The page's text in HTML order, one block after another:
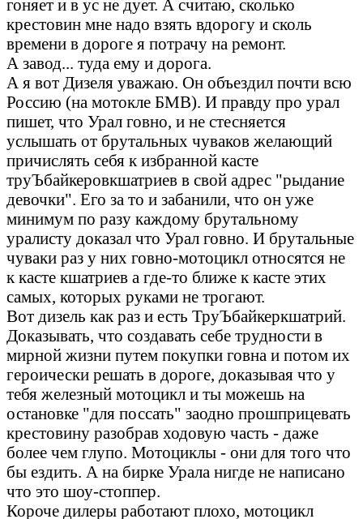
гоняет и в ус не дует. А считаю, сколько
крестовин мне надо взять вдорогу и сколь
времени в дороге я потрачу на ремонт.
А завод... туда ему и дорога.
А я вот Дизеля уважаю. Он объездил почти всю
Россию (на мотокле БМВ). И правду про урал
пишет, что Урал говно, и не стесняется
услышать от брутальных чуваков желающий
причислять себя к избранной касте
труЪбайкеровкшатриев в свой адрес "рыдание
девочки". Его за то и забанили, что он уже
минимум по разу каждому брутальному
уралисту доказал что Урал говно. И брутальные
чуваки раз у них говно-мотоцикл относятся не
к касте кшатриев а где-то ближе к касте этих
самых, которых руками не трогают.
Вот дизель как раз и есть ТруЪбайкеркшатрий.
Доказывать, что создавать себе трудности в
мирной жизни путем покупки говна и потом их
героически решать в дороге, доказывая что у
тебя железный мотоцикл и ты можешь на
остановке "для поссать" заодно прошприцевать
крестовину разобрав ходовую часть - даже
более чем глупо. Мотоциклы - они для того что
бы ездить. А на бирке Урала нигде не написано
что это шоу-стоппер.
Короче дилеры работают плохо, мотоцикл